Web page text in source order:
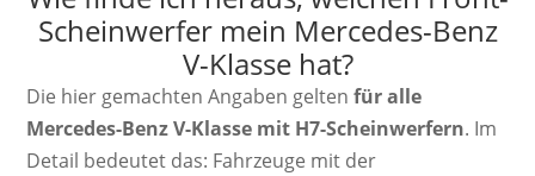
Scheinwerfer mein Mercedes-Benz
V-Klasse hat?
Die hier gemachten Angaben gelten für alle
Mercedes-Benz V-Klasse mit H7-Scheinwerfern. Im
Detail bedeutet das: Fahrzeuge mit der